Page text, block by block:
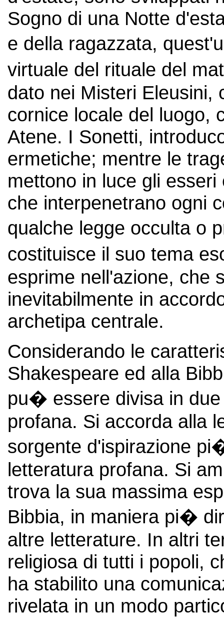
Sogno di una Notte
e della ragazzata,
virtuale del rituale del
dato nei Misteri Eleusini,
cornice locale del luogo,
Atene. I Sonetti,
ermetiche; mentre le
mettono in luce gli
che interpenetrano ogni
qualche legge occulta o
costituisce il suo tema
esprime nell'azione, che
inevitabilmente in
archetipa centrale.
Considerando le
Shakespeare ed alla
pu� essere divisa in
profana. Si accorda alla
sorgente d'ispirazione
letteratura profana. Si
trova la sua massima
Bibbia, in maniera pi�
altre letterature. In altri
religiosa di tutti i popoli,
ha stabilito una
rivelata in un modo